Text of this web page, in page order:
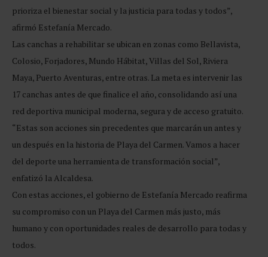
prioriza el bienestar social y la justicia para todas y todos”,
afirmó Estefanía Mercado.
Las canchas a rehabilitar se ubican en zonas como Bellavista,
Colosio, Forjadores, Mundo Hábitat, Villas del Sol, Riviera
Maya, Puerto Aventuras, entre otras. La meta es intervenir las
17 canchas antes de que finalice el año, consolidando así una
red deportiva municipal moderna, segura y de acceso gratuito.
“Estas son acciones sin precedentes que marcarán un antes y
un después en la historia de Playa del Carmen. Vamos a hacer
del deporte una herramienta de transformación social”,
enfatizó la Alcaldesa.
Con estas acciones, el gobierno de Estefanía Mercado reafirma
su compromiso con un Playa del Carmen más justo, más
humano y con oportunidades reales de desarrollo para todas y
todos.